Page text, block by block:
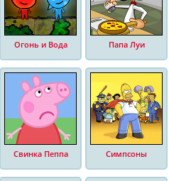
Огонь и Вода Папа Луи
Свинка Пеппа Симпсоны